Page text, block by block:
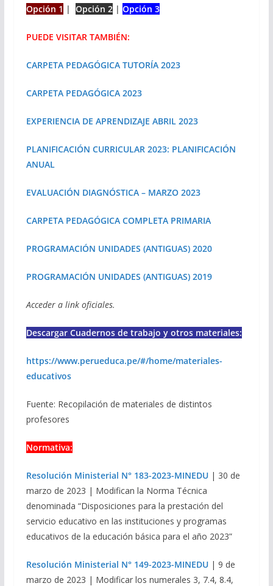
Opción 1 | Opción 2| Opción 3
PUEDE VISITAR TAMBIÉN:
CARPETA PEDAGÓGICA TUTORÍA 2023
CARPETA PEDAGÓGICA 2023
EXPERIENCIA DE APRENDIZAJE ABRIL 2023
PLANIFICACIÓN CURRICULAR 2023: PLANIFICACIÓN
ANUAL
EVALUACIÓN DIAGNÓSTICA – MARZO 2023
CARPETA PEDAGÓGICA COMPLETA PRIMARIA
PROGRAMACIÓN UNIDADES (ANTIGUAS) 2020
PROGRAMACIÓN UNIDADES (ANTIGUAS) 2019
Acceder a link oficiales.
Descargar Cuadernos de trabajo y otros materiales:
https://www.perueduca.pe/#/home/materiales-
educativos
Fuente: Recopilación de materiales de distintos
profesores
Normativa:
Resolución Ministerial N° 183-2023-MINEDU| 30 de
marzo de 2023 | Modifican la Norma Técnica
denominada “Disposiciones para la prestación del
servicio educativo en las instituciones y programas
educativos de la educación básica para el año 2023”
Resolución Ministerial N° 149-2023-MINEDU| 9 de
marzo de 2023 | Modificar los numerales 3, 7.4, 8.4,